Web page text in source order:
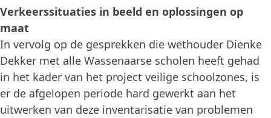
Verkeerssituaties in beeld en oplossingen op
maat
In vervolg op de gesprekken die wethouder Dienke
Dekker met alle Wassenaarse scholen heeft gehad
in het kader van het project veilige schoolzones, is
er de afgelopen periode hard gewerkt aan het
uitwerken van deze inventarisatie van problemen